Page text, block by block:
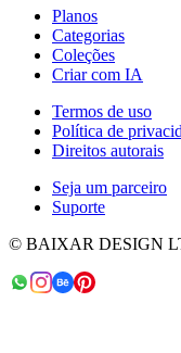
Planos
Categorias
Coleções
Criar com IA
Termos de uso
Política de
Direitos autorais
Seja um parceiro
Suporte
© BAIXAR DESIGN